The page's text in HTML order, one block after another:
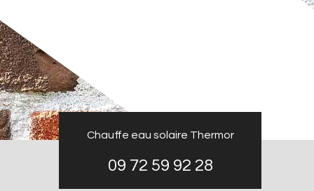
Chauffe eau solaire Thermor
09 72 59 92 28